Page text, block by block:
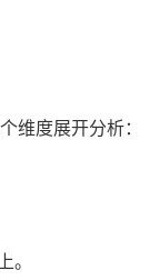
维度展开分析：